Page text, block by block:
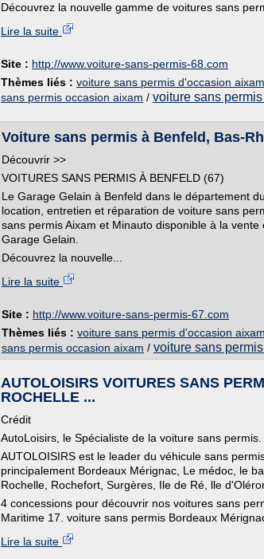
Découvrez la nouvelle gamme de voitures sans
Lire la suite
Site : http://www.voiture-sans-permis-68.com
Thèmes liés : voiture sans permis d'occasion aixam
sans permis occasion aixam / voiture sans
Voiture sans permis à Benfeld, Bas-
Découvrir >>
VOITURES SANS PERMIS À BENFELD (67)
Le Garage Gelain à Benfeld dans le département
location, entretien et réparation de voiture sans
sans permis Aixam et Minauto disponible à la
Garage Gelain.
Découvrez la nouvelle...
Lire la suite
Site : http://www.voiture-sans-permis-67.com
Thèmes liés : voiture sans permis d'occasion aixam
sans permis occasion aixam / voiture sans
AUTOLOISIRS VOITURES SANS
ROCHELLE ...
Crédit
AutoLoisirs, le Spécialiste de la voiture sans permis.
AUTOLOISIRS est le leader du véhicule sans
principalement Bordeaux Mérignac, Le médoc, le
Rochelle, Rochefort, Surgères, Ile de Ré, lle
4 concessions pour découvrir nos voitures sans
Maritime 17. voiture sans permis Bordeaux
Lire la suite